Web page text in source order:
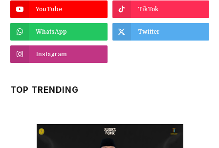
YouTube TikTok
WhatsApp Twitter
Instagram
TOP TRENDING